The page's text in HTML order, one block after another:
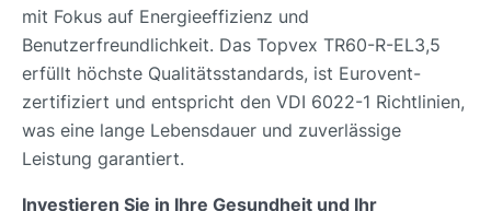
mit Fokus auf Energieeffizienz und
Benutzerfreundlichkeit. Das Topvex TR60-R-EL3,5
erfüllt höchste Qualitätsstandards, ist Eurovent-
zertifiziert und entspricht den VDI 6022-1 Richtlinien,
was eine lange Lebensdauer und zuverlässige
Leistung garantiert.
Investieren Sie in Ihre Gesundheit und Ihr